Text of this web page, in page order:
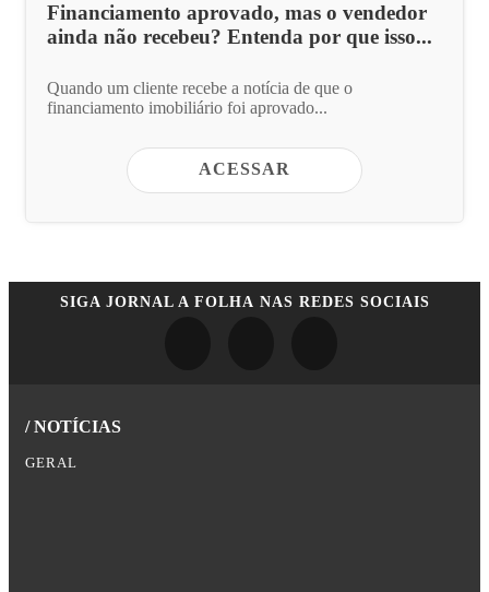
Financiamento aprovado, mas o vendedor
ainda não recebeu? Entenda por que isso...
Quando um cliente recebe a notícia de que o
financiamento imobiliário foi aprovado...
ACESSAR
SIGA JORNAL A FOLHA NAS REDES SOCIAIS
/ NOTÍCIAS
GERAL